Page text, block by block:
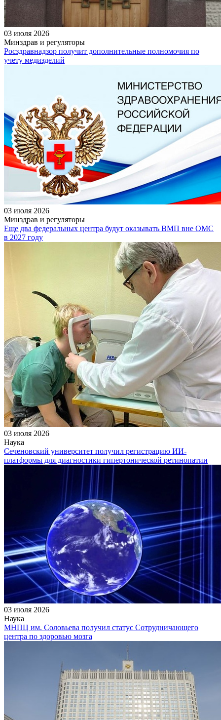
03 июля 2026
Минздрав и регуляторы
Росздравнадзор получит дополнительные полномочия по
учету медизделий
03 июля 2026
Минздрав и регуляторы
Еще два федеральных центра будут оказывать ВМП вне ОМС
в 2027 году
03 июля 2026
Наука
Сеченовский университет получил регистрацию ИИ-
платформы для диагностики гипертонической ретинопатии
03 июля 2026
Наука
МНПЦ им. Соловьева получил статус Сотрудничающего
центра по здоровью мозга